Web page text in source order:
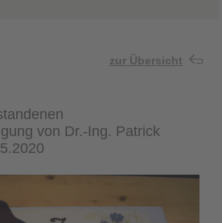
zur Übersicht
von Dr.-Ing. Patrick